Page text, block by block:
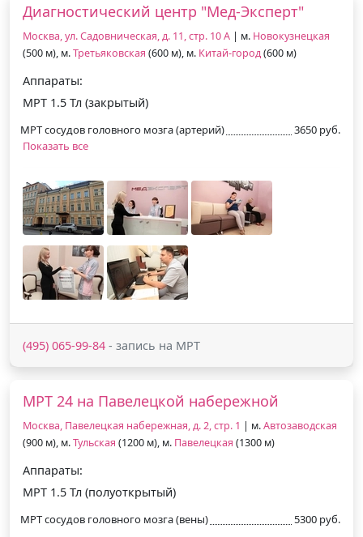
Диагностический центр "Мед-Эксперт"
Москва, ул. Садовническая, д. 11, стр. 10 А | м. Новокузнецкая
(500 м), м.Третьяковская (600 м), м. Китай-город(600 м)
Аппараты:
МРТ 1.5 Тл (закрытый)
МРТ сосудов головного мозга (артерий)
3650 руб.
Показать все
(495) 065-99-84 - запись на МРТ
МРТ 24 на Павелецкой набережной
Москва, Павелецкая набережная, д. 2, стр. 1 | м.Автозаводская
(900 м), м.Тульская (1200 м), м. Павелецкая (1300 м)
Аппараты:
МРТ 1.5 Тл (полуоткрытый)
МРТ сосудов головного мозга (вены) 5300 руб.